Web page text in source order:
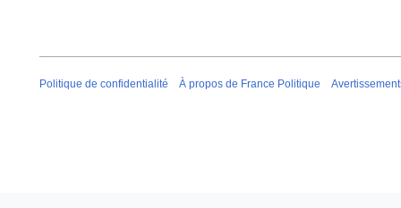
Politique de confidentialité À propos de France Politique